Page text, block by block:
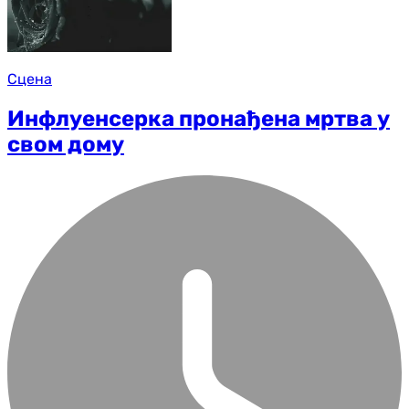
Сцена
Инфлуенсерка пронађена мртва у
свом дому